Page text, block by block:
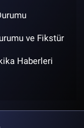
ve Fikstür
Haberleri